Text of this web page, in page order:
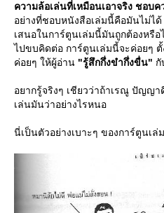
ความล้อเล่นที่เหมือนเอาจริง ชอบค
อย่างที่ชอบหนังสือเล่มนี้คือมันไม่ไ
เสนอในการ์ตูนเล่มนี้มันถูกต้องหรื
ไปขบคิดต่อ การ์ตูนเล่มนี้จะค่อยๆ
ค่อยๆ ให้ผู้อ่าน "รู้สึกกึ่งขำกึ่งขื่น" กั
อยากรู้จริงๆ เชียวว่าถ้าเรณู ปัญญ
เล่นมันว่าอย่างไรหนอ
นี่เป็นตัวอย่างเบาะๆ ของการ์ตูนเล่